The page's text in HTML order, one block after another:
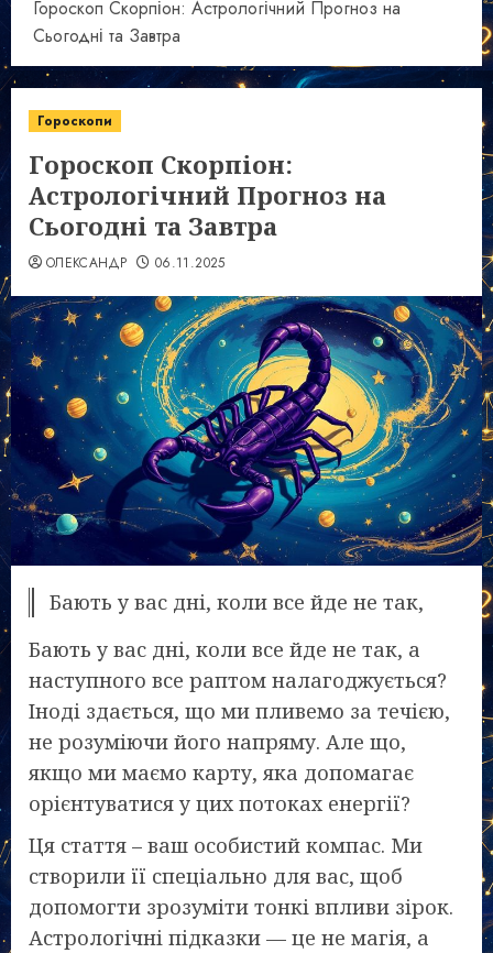
Гороскоп Скорпіон: Астрологічний Прогноз на
Сьогодні та Завтра
Гороскопи
Гороскоп Скорпіон:
Астрологічний Прогноз на
Сьогодні та Завтра
ОЛЕКСАНДР 06.11.2025
Бають у вас дні, коли все йде не так,
Бають у вас дні, коли все йде не так, а
наступного все раптом налагоджується?
Іноді здається, що ми пливемо за течією,
не розуміючи його напряму. Але що,
якщо ми маємо карту, яка допомагає
орієнтуватися у цих потоках енергії?
Ця стаття – ваш особистий компас. Ми
створили її спеціально для вас, щоб
допомогти зрозуміти тонкі впливи зірок.
Астрологічні підказки — це не магія, а